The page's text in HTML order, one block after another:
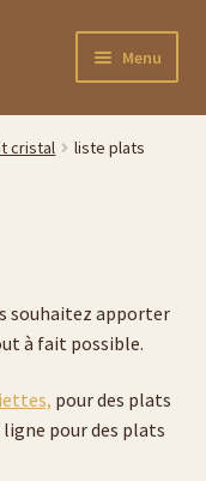
Menu
cristal liste plats
souhaitez apporter
à fait possible.
pour des plats
ligne pour des plats